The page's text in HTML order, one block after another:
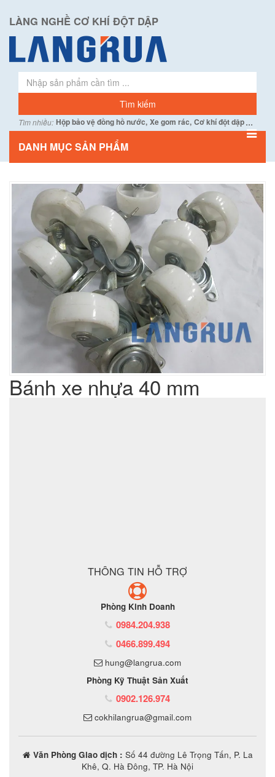
LÀNG NGHỀ CƠ KHÍ ĐỘT DẬP
Tìm nhiều: Hộp bảo vệ đồng hồ nước, Xe gom rác, Cơ khí đột dập...
DANH MỤC SẢN PHẨM
Bánh xe nhựa 40 mm
THÔNG TIN HỖ TRỢ
Phòng Kinh Doanh
0984.204.938
0466.899.494
hung@langrua.com
Phòng Kỹ Thuật Sản Xuất
0902.126.974
cokhilangrua@gmail.com
Văn Phòng Giao dịch : Số 44 đường Lê Trọng Tấn, P. La
Khê, Q. Hà Đông, TP. Hà Nội